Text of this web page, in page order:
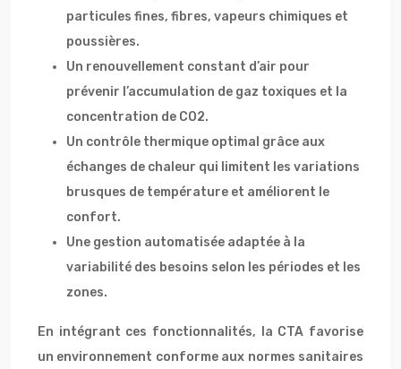
particules fines, fibres, vapeurs chimiques et
poussières.
Un renouvellement constant d’air pour
prévenir l’accumulation de gaz toxiques et la
concentration de CO2.
Un contrôle thermique optimal grâce aux
échanges de chaleur qui limitent les variations
brusques de température et améliorent le
confort.
Une gestion automatisée adaptée à la
variabilité des besoins selon les périodes et les
zones.
En intégrant ces fonctionnalités, la CTA favorise
un environnement conforme aux normes sanitaires